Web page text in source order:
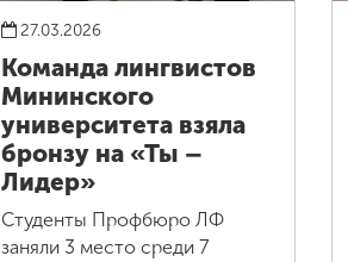
27.03.2026
Команда лингвистов
Мининского
университета взяла
бронзу на «Ты –
Лидер»
Студенты Профбюро ЛФ
заняли 3 место среди 7